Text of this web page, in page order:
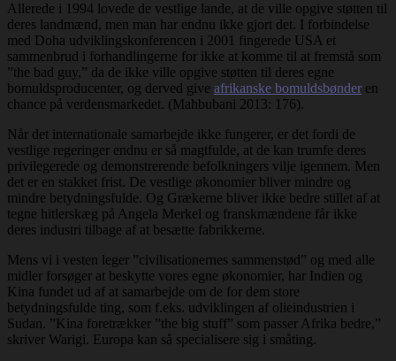
Allerede i 1994 lovede de vestlige lande, at de ville opgive støtten til
deres landmænd, men man har endnu ikke gjort det. I forbindelse
med Doha udviklingskonferencen i 2001 fingerede USA et
sammenbrud i forhandlingerne for ikke at komme til at fremstå som
”the bad guy,” da de ikke ville opgive støtten til deres egne
bomuldsproducenter, og derved give afrikanske bomuldsbønder en
chance på verdensmarkedet. (Mahbubani 2013: 176).
Når det internationale samarbejde ikke fungerer, er det fordi de
vestlige regeringer endnu er så magtfulde, at de kan trumfe deres
privilegerede og demonstrerende befolkningers vilje igennem. Men
det er en stakket frist. De vestlige økonomier bliver mindre og
mindre betydningsfulde. Og Grækerne bliver ikke bedre stillet af at
tegne hitlerskæg på Angela Merkel og franskmændene får ikke
deres industri tilbage af at besætte fabrikkerne.
Mens vi i vesten leger ”civilisationernes sammenstød” og med alle
midler forsøger at beskytte vores egne økonomier, har Indien og
Kina fundet ud af at samarbejde om de for dem store
betydningsfulde ting, som f.eks. udviklingen af olieindustrien i
Sudan. ”Kina foretrækker ”the big stuff” som passer Afrika bedre,”
skriver Warigi. Europa kan så specialisere sig i småting.